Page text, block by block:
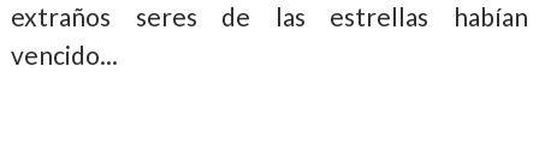
extraños seres de las estrellas habían
vencido...